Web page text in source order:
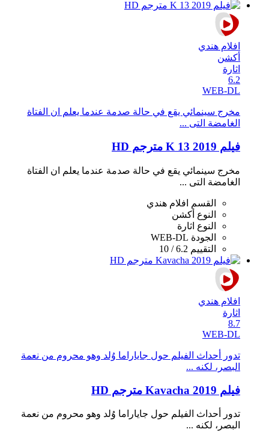
افلام هندي
أكشن
اثارة
6.2
WEB-DL
مخرج سينمائي يقع في حالة صدمة عندما يعلم ان الفتاة
الغامضة التى ...
فيلم K 13 2019 مترجم HD
مخرج سينمائي يقع في حالة صدمة عندما يعلم ان الفتاة
الغامضة التى ...
القسم
افلام هندي
النوع أكشن
النوع اثارة
الجودة WEB-DL
التقييم 6.2 / 10
افلام هندي
اثارة
8.7
WEB-DL
تدور أحداث الفيلم حول جاياراما وُلد وهو محروم من نعمة
البصر، لكنه ...
فيلم Kavacha 2019 مترجم HD
تدور أحداث الفيلم حول جاياراما وُلد وهو محروم من نعمة
البصر، لكنه ...